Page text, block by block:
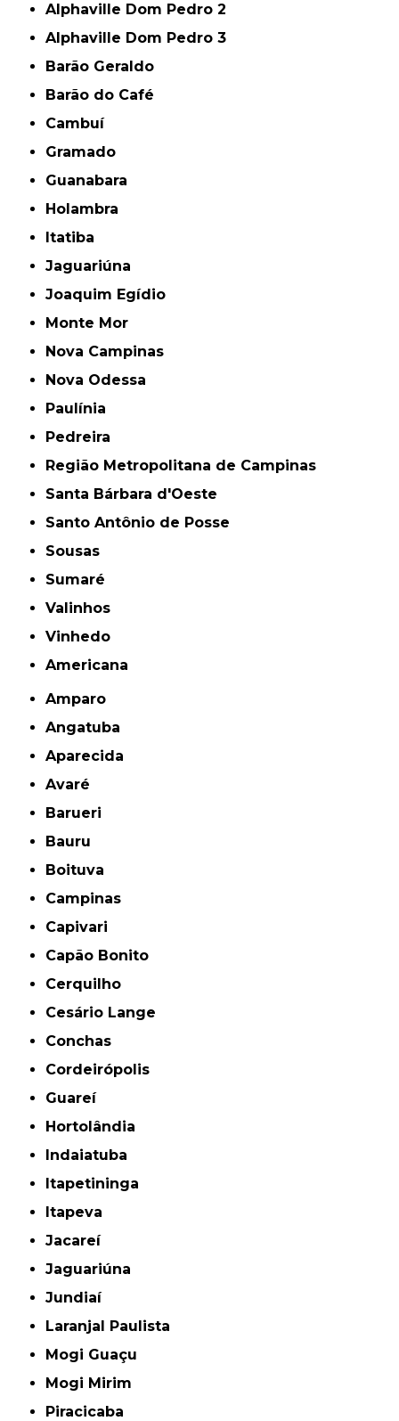
Alphaville Dom Pedro 2
Alphaville Dom Pedro 3
Barão Geraldo
Barão do Café
Cambuí
Gramado
Guanabara
Holambra
Itatiba
Jaguariúna
Joaquim Egídio
Monte Mor
Nova Campinas
Nova Odessa
Paulínia
Pedreira
Região Metropolitana de Campinas
Santa Bárbara d'Oeste
Santo Antônio de Posse
Sousas
Sumaré
Valinhos
Vinhedo
americana
Amparo
Angatuba
Aparecida
Avaré
Barueri
Bauru
Boituva
Campinas
Capivari
Capão Bonito
Cerquilho
Cesário Lange
Conchas
Cordeirópolis
Guareí
Hortolândia
Indaiatuba
Itapetininga
Itapeva
Jacareí
Jaguariúna
Jundiaí
Laranjal Paulista
Mogi Guaçu
Mogi Mirim
Piracicaba